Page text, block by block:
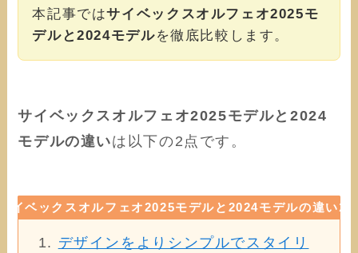
本記事ではサイベックスオルフェオ2025モ
デルと2024モデルを徹底比較します。
サイベックスオルフェオ2025モデルと2024
モデルの違いは以下の2点です。
イベックスオルフェオ2025モデルと2024モデルの違い2
デザインをよりシンプルでスタイリ